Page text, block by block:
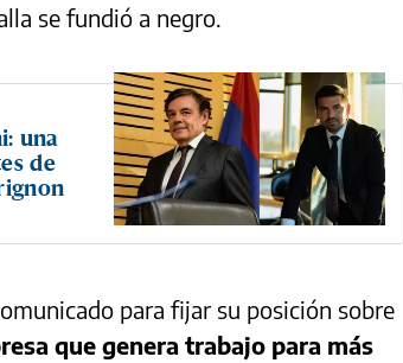
se fundió a negro.
una
de
para fijar su posición sobre
que genera trabajo para más